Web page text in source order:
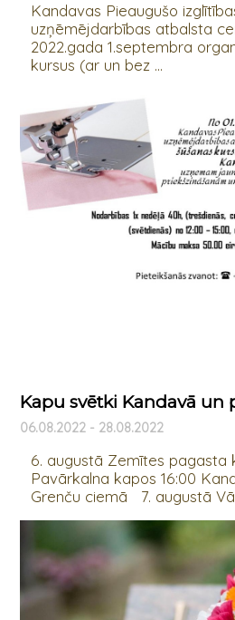
Kandavas Pieaugušo
uzņēmējdarbības atbalsta
2022.gada 1.septembra
kursus (ar un bez ...
Kapu svētki Kandavā un
06.08.2022 - 28.08.2022
6. augustā Zemītes pagasta
Pavārkalna kapos 16:00
Grenču ciemā 7. augustā